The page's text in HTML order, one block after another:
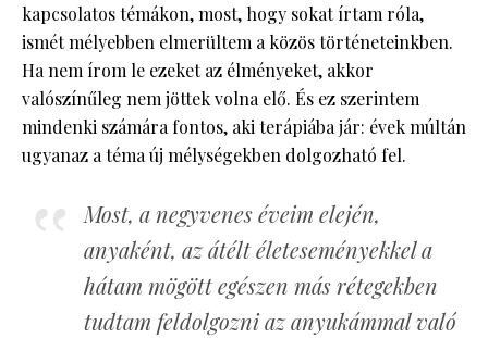
kapcsolatos témákon, most, hogy sokat írtam róla,
ismét mélyebben elmerültem a közös történeteinkben.
Ha nem írom le ezeket az élményeket, akkor
valószínűleg nem jöttek volna elő. És ez szerintem
mindenki számára fontos, aki terápiába jár: évek múltán
ugyanaz a téma új mélységekben dolgozható fel.
Most, a negyvenes éveim elején,
anyaként, az átélt életeseményekkel a
hátam mögött egészen más rétegekben
tudtam feldolgozni az anyukámmal való